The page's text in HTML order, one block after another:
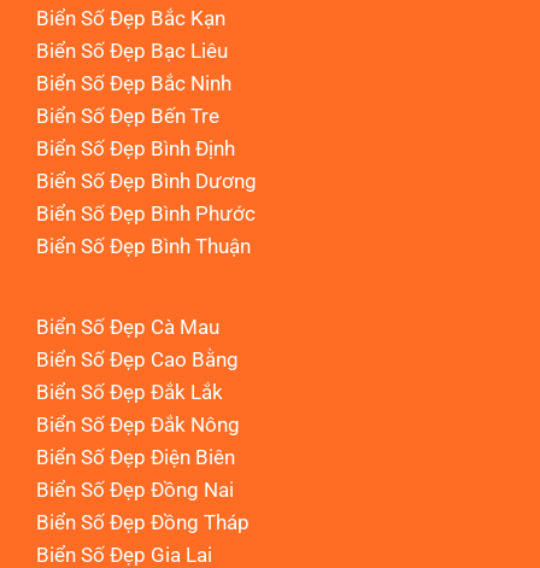
Biển Số Đẹp Bắc Kạn
Biển Số Đẹp Bạc Liêu
Biển Số Đẹp Bắc Ninh
Biển Số Đẹp Bến Tre
Biển Số Đẹp Bình Định
Biển Số Đẹp Bình Dương
Biển Số Đẹp Bình Phước
Biển Số Đẹp Bình Thuận
Biển Số Đẹp Cà Mau
Biển Số Đẹp Cao Bằng
Biển Số Đẹp Đắk Lắk
Biển Số Đẹp Đắk Nông
Biển Số Đẹp Điện Biên
Biển Số Đẹp Đồng Nai
Biển Số Đẹp Đồng Tháp
Biển Số Đẹp Gia Lai